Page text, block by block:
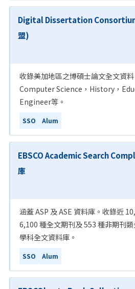
Digital Dissertation
盟)
收錄美加地區之博碩士論文全文資料
Computer Science，History，
Engineer等。
SSO Alum
EBSCO Academic Search
庫
涵蓋 ASP 及 ASE 資料庫。收錄近
6,100 種全文期刊及 553 種非期刊
學科全文資料庫。
SSO Alum